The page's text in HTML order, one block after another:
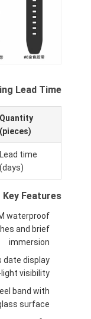
ساعة الحزام
ساعة السيدة
ساعات الكوارتز
ساعة كوارز ضوء
ساعة رياضية
ساعة زوجية أنيقة
ساعة معصم
أجزاء احتياطية
قطع غيار حزام
Lead Time
Quantity
(pieces)
Lead time
(days)
Key Features
waterproof
and brief
immersion
date display
visibility
band with
surface